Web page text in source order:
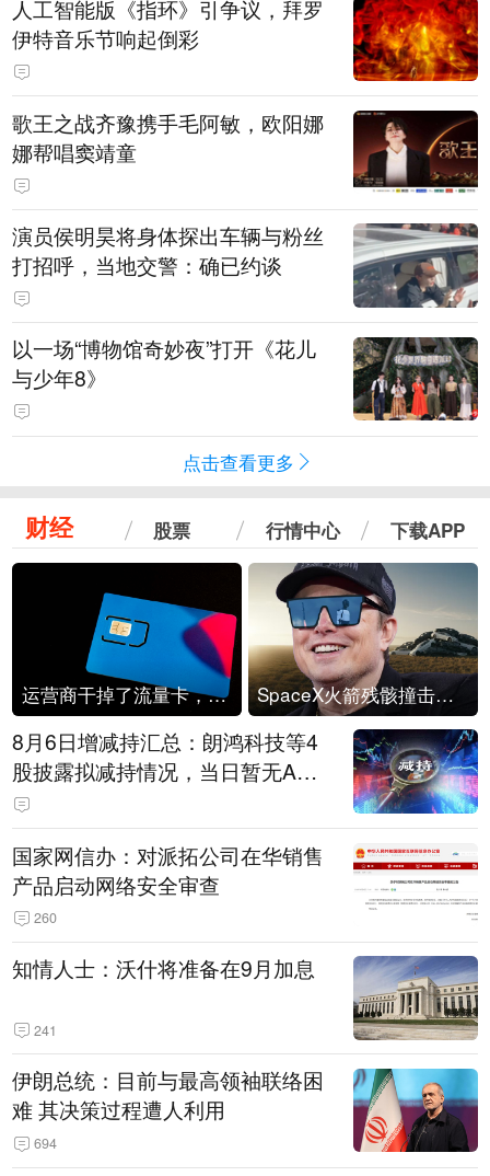
人工智能版《指环》引争议，拜罗
伊特音乐节响起倒彩
歌王之战齐豫携手毛阿敏，欧阳娜
娜帮唱窦靖童
演员侯明昊将身体探出车辆与粉丝
打招呼，当地交警：确已约谈
以一场“博物馆奇妙夜”打开《花儿
与少年8》
点击查看更多
财经 股票 行情中心 下载APP
运营商干掉了流量卡，他们真的玩不起了 SpaceX火箭残骸撞击月球
8月6日增减持汇总：朗鸿科技等4
股披露拟减持情况，当日暂无A股
公司披露拟增持情况（表）
国家网信办：对派拓公司在华销售
产品启动网络安全审查
260
知情人士：沃什将准备在9月加息
241
伊朗总统：目前与最高领袖联络困
难 其决策过程遭人利用
694